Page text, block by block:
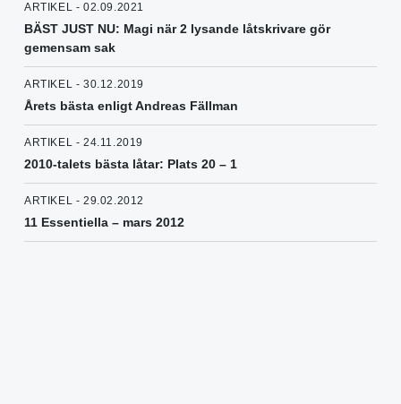
ARTIKEL - 02.09.2021
BÄST JUST NU: Magi när 2 lysande låtskrivare gör
gemensam sak
ARTIKEL - 30.12.2019
Årets bästa enligt Andreas Fällman
ARTIKEL - 24.11.2019
2010-talets bästa låtar: Plats 20 – 1
ARTIKEL - 29.02.2012
11 Essentiella – mars 2012